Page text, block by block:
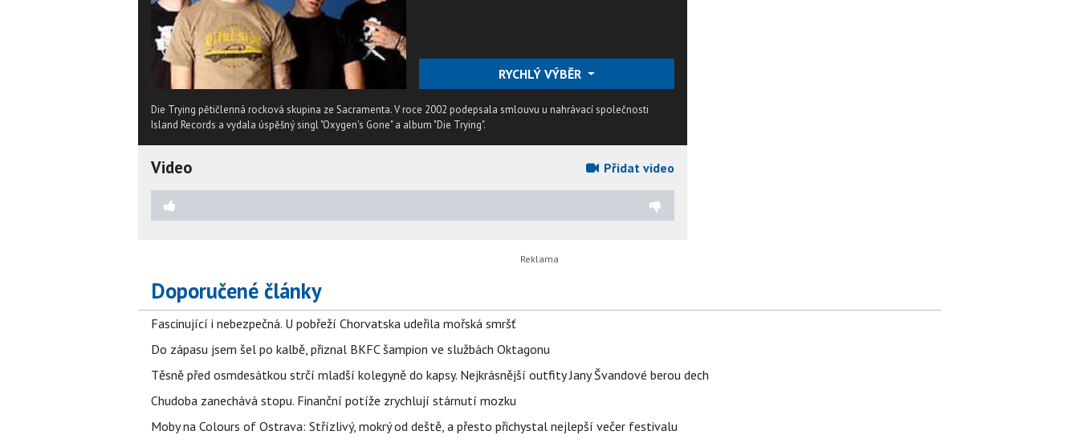
RYCHLÝ VÝBĚR
Die Trying pětičlenná rocková skupina ze Sacramenta. V roce 2002 podepsala smlouvu u nahrávací společnosti
Island Records a vydala úspěšný singl "Oxygen's Gone" a album "Die Trying".
Video Přidat video
Doporučené články
Fascinující i nebezpečná. U pobřeží Chorvatska udeřila mořská smršť
Do zápasu jsem šel po kalbě, přiznal BKFC šampion ve službách Oktagonu
Těsně před osmdesátkou strčí mladší kolegyně do kapsy. Nejkrásnější outfity Jany Švandové berou dech
Chudoba zanechává stopu. Finanční potíže zrychlují stárnutí mozku
Moby na Colours of Ostrava: Střízlivý, mokrý od deště, a přesto přichystal nejlepší večer festivalu